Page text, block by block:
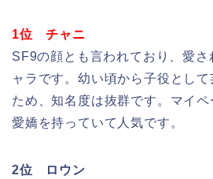
1位 チャニ
SF9の顔とも言われており、愛さ
ャラです。幼い頃から子役とし
ため、知名度は抜群です。マイペ
愛嬌を持っていて人気です。
2位 ロウン